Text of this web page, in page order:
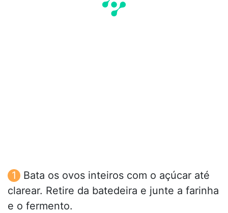
Bata os ovos inteiros com o açúcar até
clarear. Retire da batedeira e junte a farinha
e o fermento.